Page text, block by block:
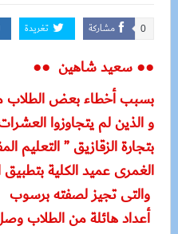
مشاركة 0 تغريدة
●● سعيد شاهين ●●
بسبب أخطاء بعض الطلاب
و الذين لم يتجاوزوا
بتجارة الزقازيق ” التعليم
والتى تجيز لصفته برسوب